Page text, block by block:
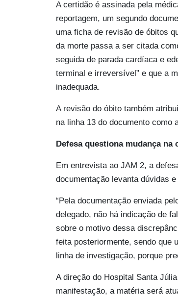
A certidão é assinada pela
reportagem, um segundo
uma ficha de revisão de óbitos
da morte passa a ser citada
seguida de parada cardíaca e
terminal e irreversível” e que a
inadequada.
A revisão do óbito também
na linha 13 do documento como
Defesa questiona mudança na
Em entrevista ao JAM 2, a
documentação levanta dúvidas
“Pela documentação enviada
delegado, não há indicação de
sobre o motivo dessa
feita posteriormente, sendo que
linha de investigação, porque
A direção do Hospital Santa
manifestação, a matéria será